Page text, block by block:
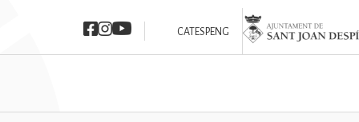
Imatge
Imatge
Imatge CAT ESPENG
Imatge